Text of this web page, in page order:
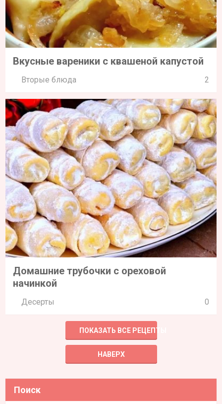
Вкусные вареники с квашеной капустой
Вторые блюда 2
Домашние трубочки с ореховой
начинкой
Десерты 0
ПОКАЗАТЬ ВСЕ РЕЦЕПТЫ
НАВЕРХ
Поиск